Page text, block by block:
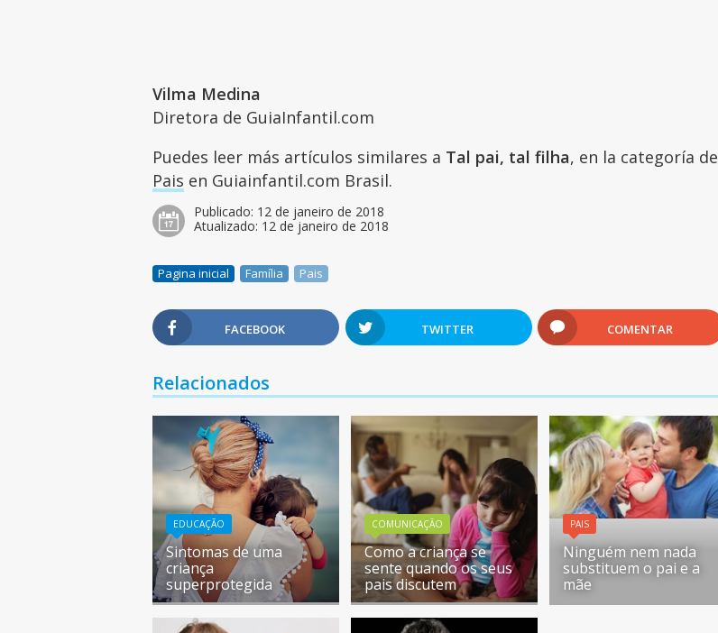
Vilma Medina
Diretora de GuiaInfantil.com
Puedes leer más artículos similares a Tal pai, tal filha, en la categoría de
Pais en Guiainfantil.com Brasil.
Publicado: 12 de janeiro de 2018
Atualizado: 12 de janeiro de 2018
Pagina inicial Família Pais
FACEBOOK TWITTER COMENTAR
Relacionados
EDUCAÇÃO
Sintomas de uma
criança
superprotegida
COMUNICAÇÃO
Como a criança se
sente quando os seus
pais discutem
PAIS
Ninguém nem nada
substituem o pai e a
mãe